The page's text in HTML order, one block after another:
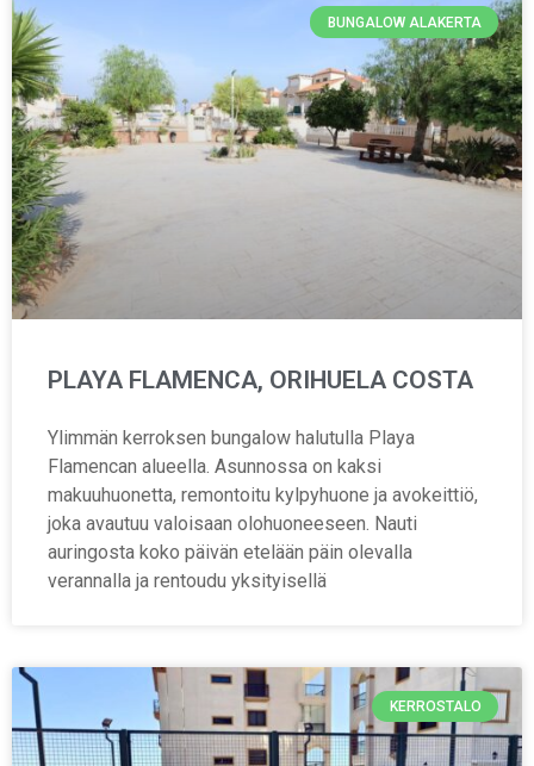
BUNGALOW ALAKERTA
PLAYA FLAMENCA, ORIHUELA COSTA
Ylimmän kerroksen bungalow halutulla Playa
Flamencan alueella. Asunnossa on kaksi
makuuhuonetta, remontoitu kylpyhuone ja avokeittiö,
joka avautuu valoisaan olohuoneeseen. Nauti
auringosta koko päivän etelään päin olevalla
verannalla ja rentoudu yksityisellä
KERROSTALO